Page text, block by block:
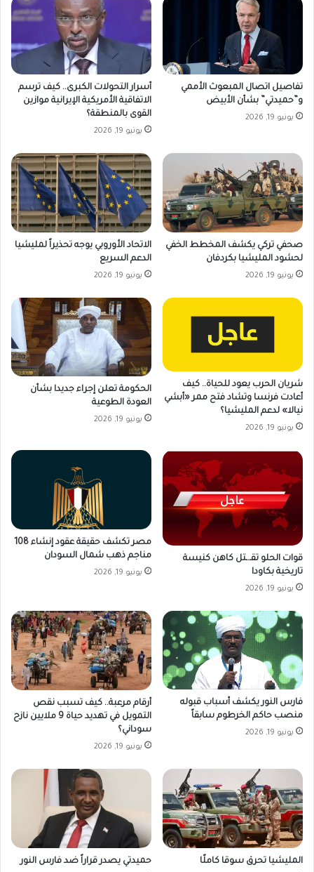
تفاصيل اتصال المبعوث الأممي
و”حميدتي” بشأن الأبيض
يونيو 19, 2026
أسرار التحولات الكبرى.. كيف ترسم
الاتفاقية الأمريكية الإيرانية موازين
القوى بالمنطقة؟
يونيو 19, 2026
صحفي تركي يكشف المخطط الخفي
لحشود المليشيا بكردفان
يونيو 19, 2026
الاتحاد الأوروبي يوجه تحذيراً لمليشيا
الدعم السريع
يونيو 19, 2026
شريان الحرب يعود للحياة.. كيف
أعادت فرنسا وتشاد فتح ممر «أبشي
نيالا» لدعم المليشيا؟
يونيو 19, 2026
الحكومة تعلن إجراء جديدا بشأن
العودة الطوعية
يونيو 19, 2026
قوات الحلو تقـ.ـتل كاهن كنيسة
تاريخية بكاودا
يونيو 19, 2026
مصر تكشف حقيقة عقود إنشاء 108
مناجم ذهب شمال السودان
يونيو 19, 2026
فارس النور يكشف أسباب قبوله
منصب حاكم الخرطوم سابقاً
يونيو 19, 2026
أرقام مرعبة.. كيف تسبب نقص
التمويل في تهديد حياة 9 ملايين نازح
سوداني؟
يونيو 19, 2026
المليشيا تحرق سوقا كاملًا حميدتي يصدر قراراً ضد فارس النور